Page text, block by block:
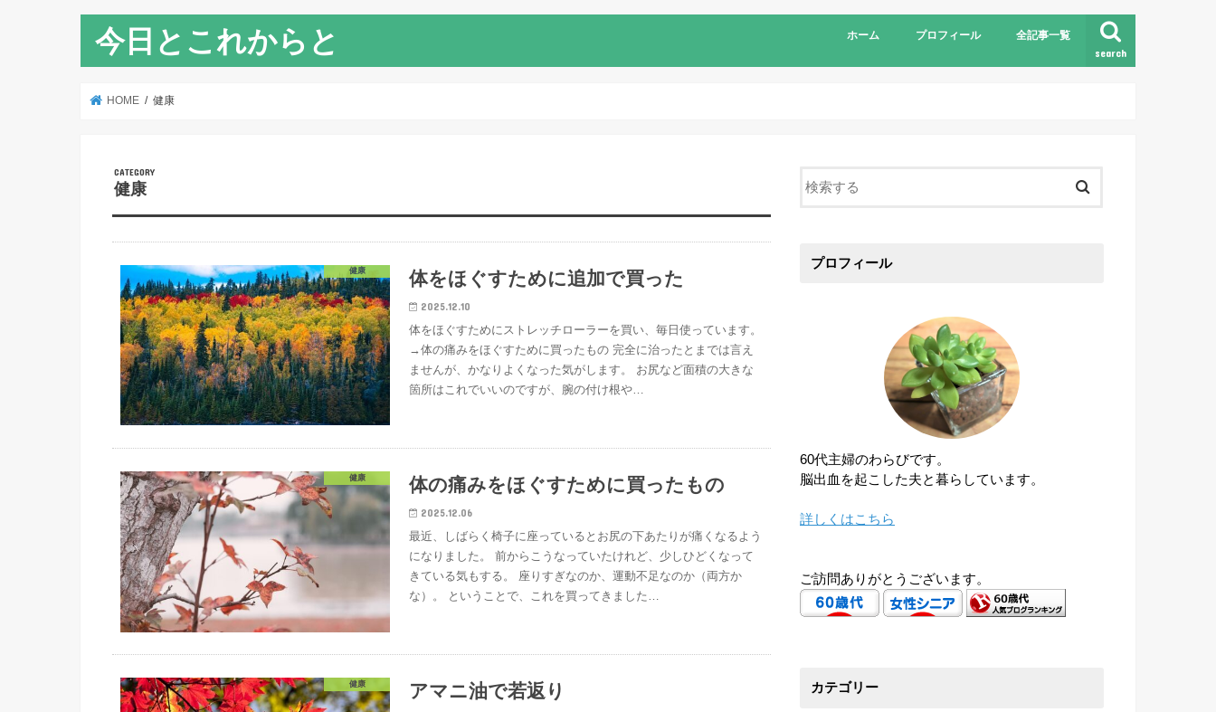
今日とこれからと search
ホーム プロフィール 全記事一覧
HOME 健康
健康
健康 体をほぐすために追加で買った
2025.12.10
体をほぐすためにストレッチローラーを買い、毎日使っています。
→体の痛みをほぐすために買ったもの 完全に治ったとまでは言え
ませんが、かなりよくなった気がします。 お尻など面積の大きな
箇所はこれでいいのですが、腕の付け根や…
健康 体の痛みをほぐすために買ったもの
2025.12.06
最近、しばらく椅子に座っているとお尻の下あたりが痛くなるよう
になりました。 前からこうなっていたけれど、少しひどくなって
きている気もする。 座りすぎなのか、運動不足なのか（両方か
な）。 ということで、これを買ってきました…
健康 アマニ油で若返り
プロフィール
60代主婦のわらびです。
脳出血を起こした夫と暮らしています。
詳しくはこちら
ご訪問ありがとうございます。
カテゴリー